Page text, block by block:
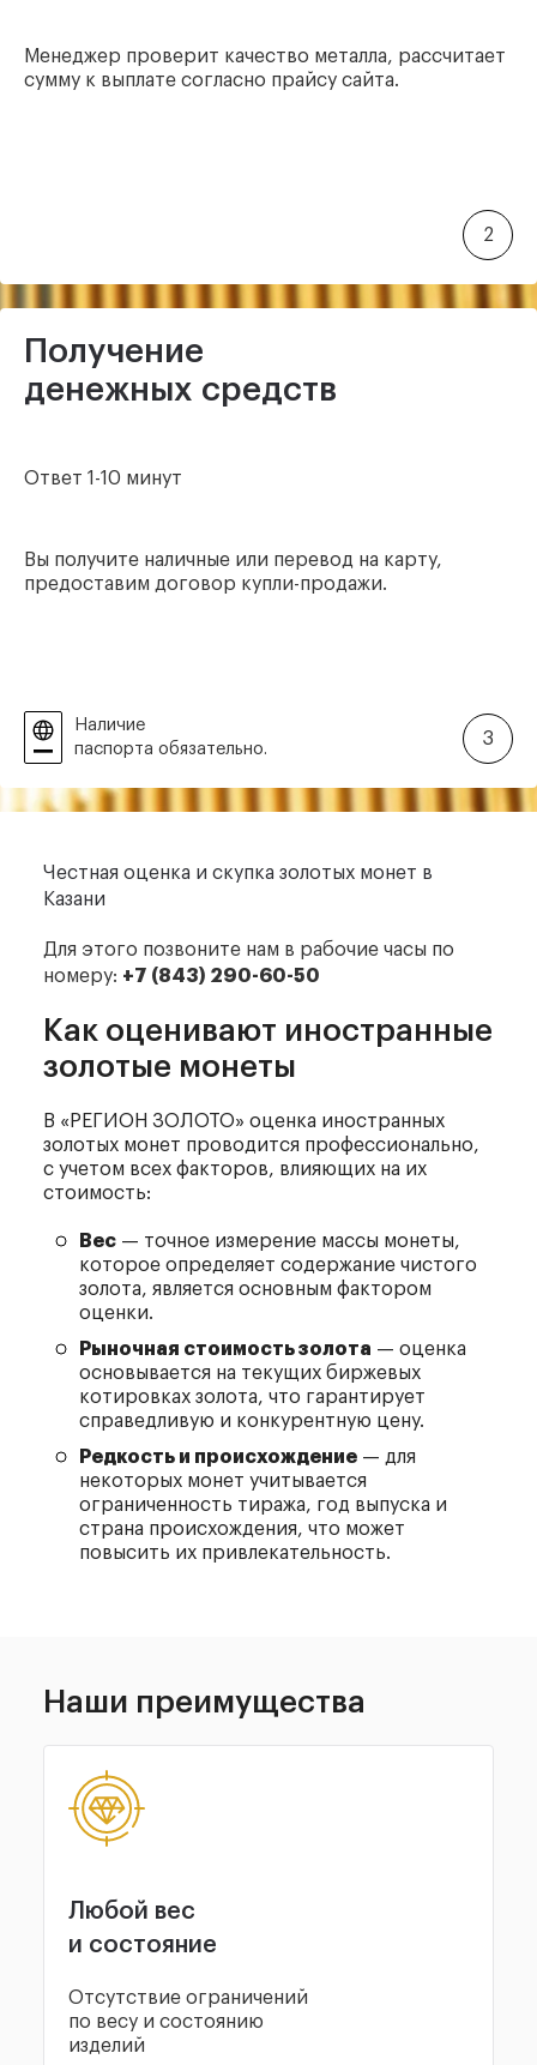
Менеджер проверит качество металла, рассчитает
сумму к выплате согласно прайсу сайта.
2
Получение
денежных средств
Ответ 1-10 минут
Вы получите наличные или перевод на карту,
предоставим договор купли-продажи.
Наличие
паспорта обязательно.
3
Честная оценка и скупка золотых монет в
Казани
Для этого позвоните нам в рабочие часы по
номеру: +7 (843) 290-60-50
Как оценивают иностранные
золотые монеты
В «РЕГИОН ЗОЛОТО» оценка иностранных
золотых монет проводится профессионально,
с учетом всех факторов, влияющих на их
стоимость:
Вес — точное измерение массы монеты,
которое определяет содержание чистого
золота, является основным фактором
оценки.
Рыночная стоимость золота — оценка
основывается на текущих биржевых
котировках золота, что гарантирует
справедливую и конкурентную цену.
Редкость и происхождение — для
некоторых монет учитывается
ограниченность тиража, год выпуска и
страна происхождения, что может
повысить их привлекательность.
Наши преимущества
Любой вес
и состояние
Отсутствие ограничений
по весу и состоянию
изделий